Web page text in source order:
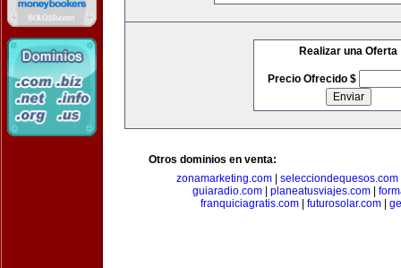
Realizar una Oferta
Precio Ofrecido $
Otros dominios en venta:
zonamarketing.com| selecciondequesos.com
guiaradio.com
planeatusviajes.com
franquiciagratis.com
futurosolar.com